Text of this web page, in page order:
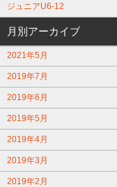
ジュニアU6-12
月別アーカイブ
2021年5月
2019年7月
2019年6月
2019年5月
2019年4月
2019年3月
2019年2月